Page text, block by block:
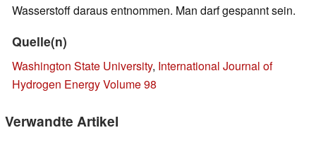
Wasserstoff daraus entnommen. Man darf gespannt sein.
Quelle(n)
Washington State University, International Journal of
Hydrogen Energy Volume 98
Verwandte Artikel